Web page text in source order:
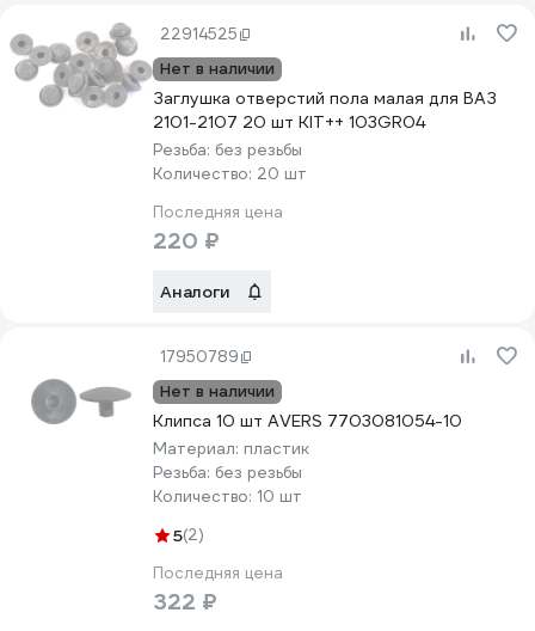
22914525
Нет в наличии
Заглушка отверстий пола малая для ВАЗ
2101-2107 20 шт KIT++ 103GR04
Резьба: без резьбы
Количество: 20 шт
Последняя цена
220 ₽
Аналоги
17950789
Нет в наличии
Клипса 10 шт AVERS 7703081054-10
Материал: пластик
Резьба: без резьбы
Количество: 10 шт
5(2)
Последняя цена
322 ₽